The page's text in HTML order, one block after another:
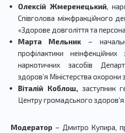
Олексій Жмеренецький,
Співголова міжфракційного
«Здорове довголіття та
Марта Мельник –
профілактики
наркотичних засобів
здоров’я Міністерства охорони
Віталій Коблош, заступник
Центру громадського
Модератор– Дмитро Купира,